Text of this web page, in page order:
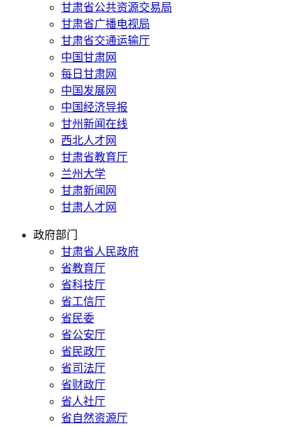
甘肃省公共资源交易局
甘肃省广播电视局
甘肃省交通运输厅
中国甘肃网
每日甘肃网
中国发展网
中国经济导报
甘州新闻在线
西北人才网
甘肃省教育厅
兰州大学
甘肃新闻网
甘肃人才网
政府部门
甘肃省人民政府
省教育厅
省科技厅
省工信厅
省民委
省公安厅
省民政厅
省司法厅
省财政厅
省人社厅
省自然资源厅